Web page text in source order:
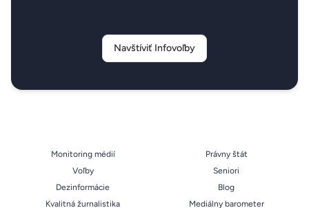
Navštíviť Infovoľby
Monitoring médií
Voľby
Dezinformácie
Kvalitná žurnalistika
Právny štát
Seniori
Blog
Mediálny barometer